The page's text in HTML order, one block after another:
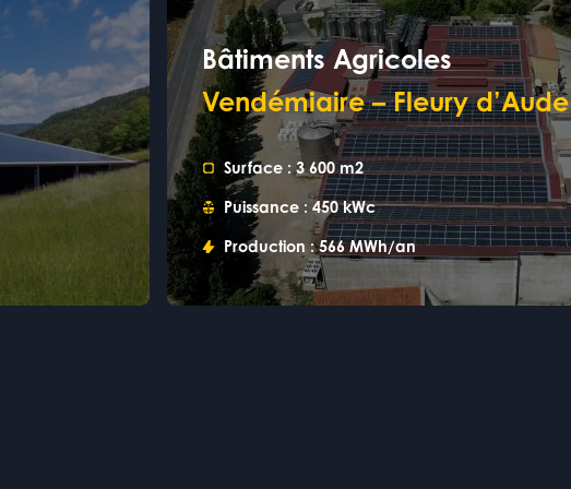
Bâtiments Agricoles
Vendémiaire – Fleury d’Aude
Surface :3 600 m2
Puissance :450 kWc
Production :566 MWh/an